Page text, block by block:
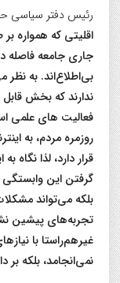
رئیس دفتر سیاسی
اقلیتی که همواره
جاری جامعه فاصله
بی‌اطلاع‌اند. به
ندارند که بخش
فعالیت های علمی
روزمره مردم، به
قرار دارد، لذا نگاه
گرفتن این وابستگی
بلکه می‌تواند
تجربه‌های پیشین
غیرهم‌راستا با
نمی‌انجامد، بلکه بر